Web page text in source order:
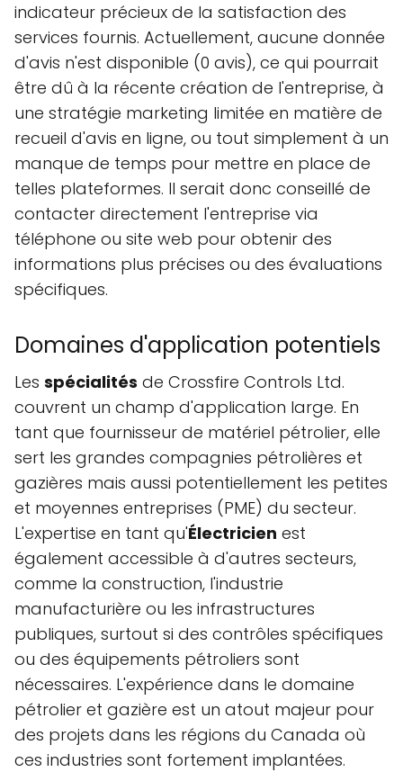
indicateur précieux de la satisfaction des
services fournis. Actuellement, aucune donnée
d'avis n'est disponible (0 avis), ce qui pourrait
être dû à la récente création de l'entreprise, à
une stratégie marketing limitée en matière de
recueil d'avis en ligne, ou tout simplement à un
manque de temps pour mettre en place de
telles plateformes. Il serait donc conseillé de
contacter directement l'entreprise via
téléphone ou site web pour obtenir des
informations plus précises ou des évaluations
spécifiques.
Domaines d'application potentiels
Les spécialités de Crossfire Controls Ltd.
couvrent un champ d'application large. En
tant que fournisseur de matériel pétrolier, elle
sert les grandes compagnies pétrolières et
gazières mais aussi potentiellement les petites
et moyennes entreprises (PME) du secteur.
L'expertise en tant qu'Électricien est
également accessible à d'autres secteurs,
comme la construction, l'industrie
manufacturière ou les infrastructures
publiques, surtout si des contrôles spécifiques
ou des équipements pétroliers sont
nécessaires. L'expérience dans le domaine
pétrolier et gazière est un atout majeur pour
des projets dans les régions du Canada où
ces industries sont fortement implantées.